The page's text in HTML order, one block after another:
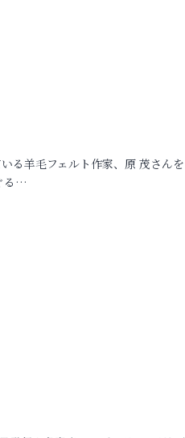
る羊毛フェルト作家、原 茂さん
る…